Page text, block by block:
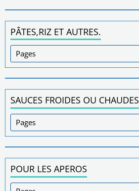
PÂTES,RIZ ET AUTRES.
SAUCES FROIDES OU CHAUDES
POUR LES APEROS